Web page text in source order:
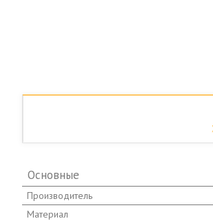
Основные
Производитель
Материал